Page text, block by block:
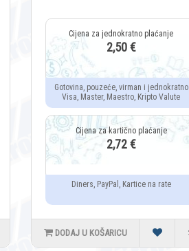
2,50 €
Gotovina, pouzeće, virman i jednokratno
Visa, Master, Maestro, Kripto Valute
2,72 €
Diners, PayPal, Kartice na rate
DODAJ U KOŠARICU